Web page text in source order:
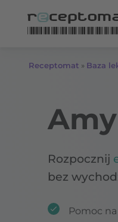
Receptomat » Baza
Rozpocznij
bez
Pomoc